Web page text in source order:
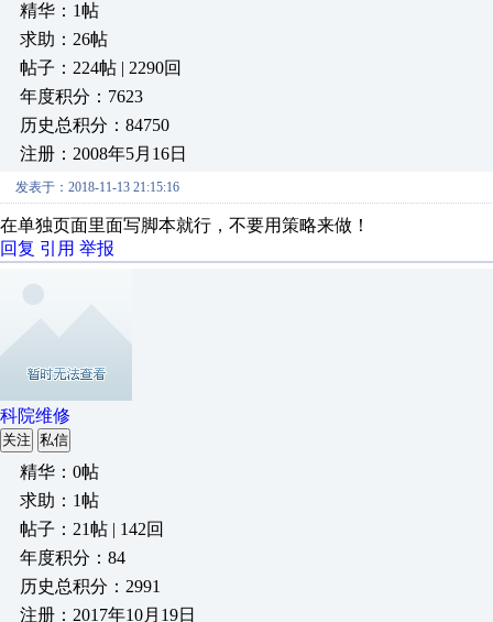
精华：1帖
求助：26帖
帖子：224帖 | 2290回
年度积分：7623
历史总积分：84750
注册：2008年5月16日
发表于：2018-11-13 21:15:16
在单独页面里面写脚本就行，不要用策略来做！
回复 引用 举报
科院维修
关注 私信
精华：0帖
求助：1帖
帖子：21帖 | 142回
年度积分：84
历史总积分：2991
注册：2017年10月19日